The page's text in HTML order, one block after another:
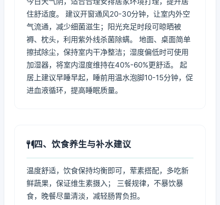
住舒适度。 建议开窗通风20-30分钟，让室内外空
气流通，减少细菌滋生；阳光充足时段可晾晒被
褥、枕头，利用紫外线杀菌除螨。 地面、桌面简单
擦拭除尘，保持室内干净整洁；湿度偏低时可使用
加湿器，将室内湿度维持在40%-60%更舒适。 起
居上建议早睡早起，睡前用温水泡脚10-15分钟，促
进血液循环，提高睡眠质量。
四、饮食养生与补水建议
温度舒适，饮食保持均衡即可，荤素搭配，多吃新
鲜蔬果，保证维生素摄入； 三餐规律，不暴饮暴
食，晚餐尽量清淡，减轻肠胃负担。